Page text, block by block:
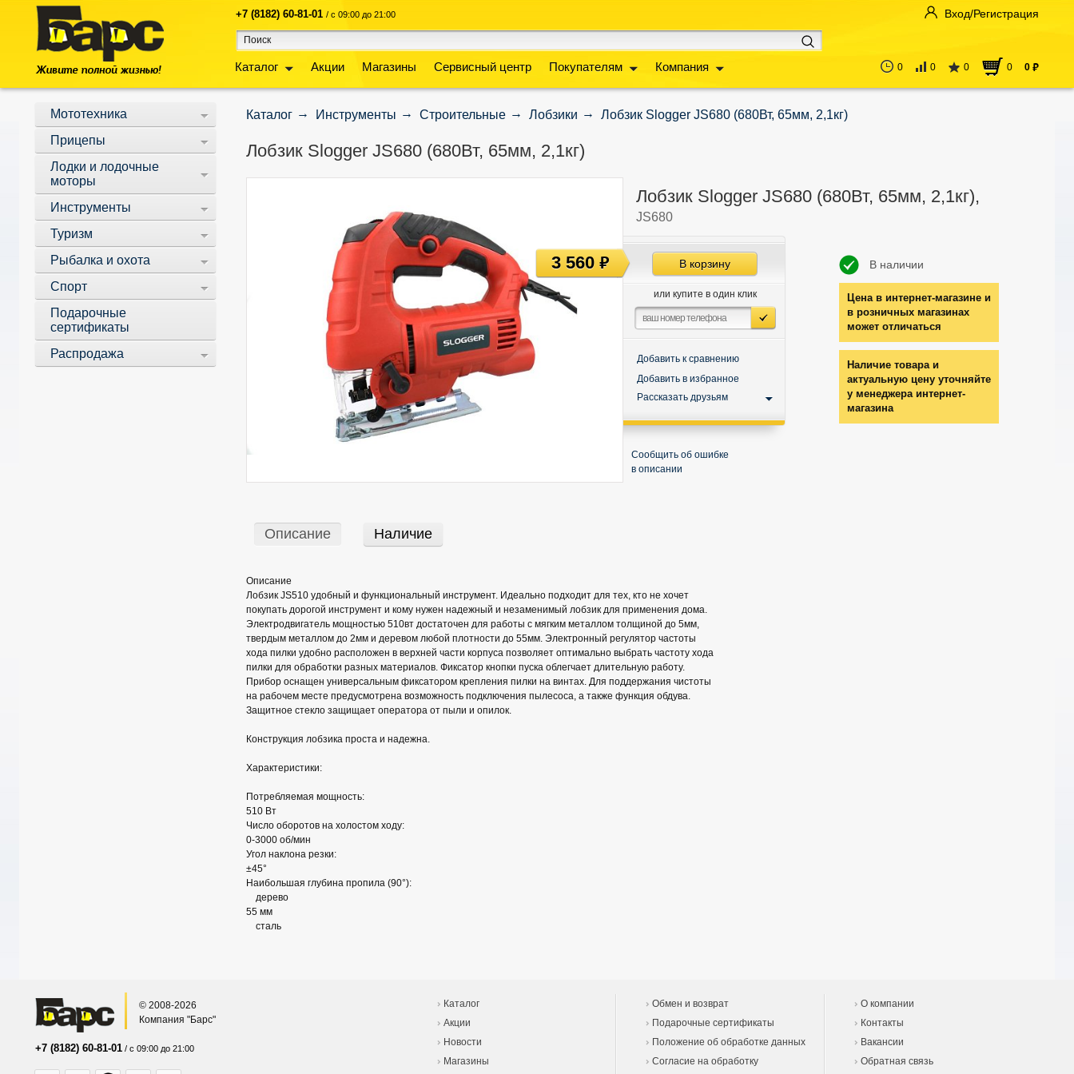
+7 (8182) 60-81-01 / с 09:00 до 21:00
Каталог Акции Магазины Сервисный центр Покупателям Компания
Вход/Регистрация
0 0 0 0 0 руб
Мототехника
Прицепы
Лодки и лодочные
моторы
Инструменты
Туризм
Рыбалка и охота
Спорт
Подарочные
сертификаты
Распродажа
Каталог Инструменты Строительные Лобзики Лобзик Slogger JS680 (680Вт, 65мм, 2,1кг)
Лобзик Slogger JS680 (680Вт, 65мм, 2,1кг)
Лобзик Slogger JS680 (680Вт, 65мм, 2,1кг),
JS680
В наличии
Цена в интернет-магазине и
в розничных магазинах
может отличаться
Наличие товара и
актуальную цену уточняйте
у менеджера интернет-
магазина
В корзину
или купите в один клик
Добавить к сравнению
Добавить в избранное
Рассказать друзьям
Сообщить об ошибке
в описании
3 560руб
Описание Наличие
Описание
Лобзик JS510 удобный и функциональный инструмент. Идеально подходит для тех, кто не хочет
покупать дорогой инструмент и кому нужен надежный и незаменимый лобзик для применения дома.
Электродвигатель мощностью 510вт достаточен для работы с мягким металлом толщиной до 5мм,
твердым металлом до 2мм и деревом любой плотности до 55мм. Электронный регулятор частоты
хода пилки удобно расположен в верхней части корпуса позволяет оптимально выбрать частоту хода
пилки для обработки разных материалов. Фиксатор кнопки пуска облегчает длительную работу.
Прибор оснащен универсальным фиксатором крепления пилки на винтах. Для поддержания чистоты
на рабочем месте предусмотрена возможность подключения пылесоса, а также функция обдува.
Защитное стекло защищает оператора от пыли и опилок.
Конструкция лобзика проста и надежна.
Характеристики:
Потребляемая мощность:
510 Вт
Число оборотов на холостом ходу:
0-3000 об/мин
Угол наклона резки:
±45°
Наибольшая глубина пропила (90°):
дерево
55 мм
сталь
© 2008-2026
Компания "Барс"
+7 (8182) 60-81-01 / с 09:00 до 21:00
Каталог
Акции
Новости
Магазины
Обмен и возврат
Подарочные сертификаты
Положение об обработке данных
Согласие на обработку
О компании
Контакты
Вакансии
Обратная связь